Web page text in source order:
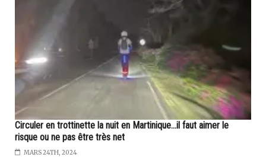
Circuler en trottinette la nuit en Martinique...il faut aimer le
risque ou ne pas être très net
MARS 24TH, 2024